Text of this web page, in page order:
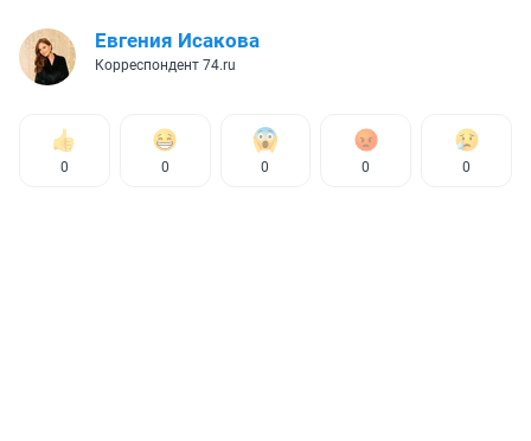
Евгения Исакова
Корреспондент 74.ru
0 0 0 0 0